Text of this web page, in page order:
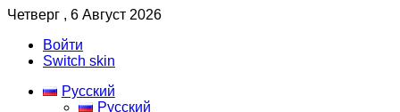
Четверг , 6 Август 2026
Войти
Switch skin
Русский
Русский